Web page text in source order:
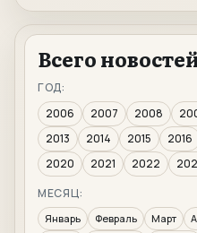
Всего
ГОД:
2006
2007 2008
2013
2014 2015 2016
2020
2021 2022
МЕСЯЦ:
Январь Февраль Март